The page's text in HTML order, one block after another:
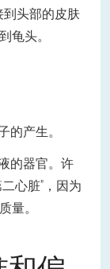
头部的皮肤
龟头。
的产生。
的器官。许
心脏"，因为
量。